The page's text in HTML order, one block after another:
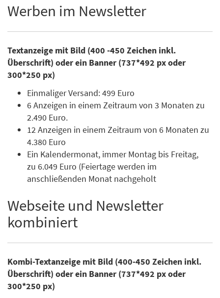
Werben im Newsletter
Textanzeige mit Bild (400 -450 Zeichen inkl.
Überschrift) oder ein Banner (737*492 px oder
300*250 px)
Einmaliger Versand: 499 Euro
6 Anzeigen in einem Zeitraum von 3 Monaten zu
2.490 Euro.
12 Anzeigen in einem Zeitraum von 6 Monaten zu
4.380 Euro
Ein Kalendermonat, immer Montag bis Freitag,
zu 6.049 Euro (Feiertage werden im
anschließenden Monat nachgeholt
Webseite und Newsletter
kombiniert
Kombi-Textanzeige mit Bild (400-450 Zeichen inkl.
Überschrift) oder ein Banner (737*492 px oder
300*250 px)